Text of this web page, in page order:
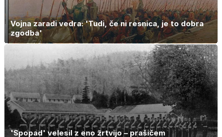
Vojna zaradi vedra: 'Tudi, če ni resnica, je to dobra
zgodba'
'Spopad' velesil z eno žrtvijo – prašičem